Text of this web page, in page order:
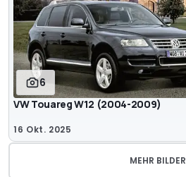
6
VW Touareg W12 (2004-2009)
16 Okt. 2025
MEHR BILDER